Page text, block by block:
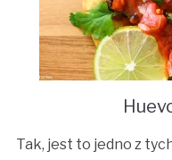
Tak, jest to jedno z